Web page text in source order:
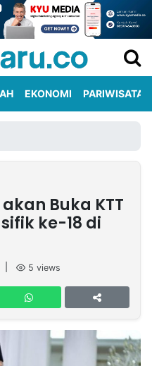
EKONOMI PARIWISATA
Buka KTT
ke-18 di
5 views